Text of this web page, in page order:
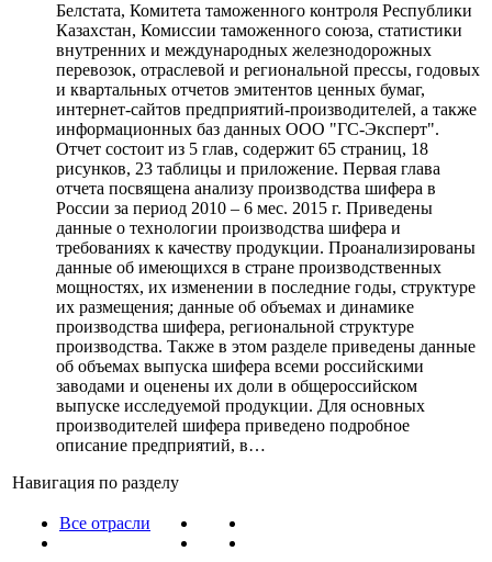
Белстата, Комитета таможенного контроля Республики
Казахстан, Комиссии таможенного союза, статистики
внутренних и международных железнодорожных
перевозок, отраслевой и региональной прессы, годовых
и квартальных отчетов эмитентов ценных бумаг,
интернет-сайтов предприятий-производителей, а также
информационных баз данных ООО "ГС-Эксперт".
Отчет состоит из 5 глав, содержит 65 страниц, 18
рисунков, 23 таблицы и приложение. Первая глава
отчета посвящена анализу производства шифера в
России за период 2010 – 6 мес. 2015 г. Приведены
данные о технологии производства шифера и
требованиях к качеству продукции. Проанализированы
данные об имеющихся в стране производственных
мощностях, их изменении в последние годы, структуре
их размещения; данные об объемах и динамике
производства шифера, региональной структуре
производства. Также в этом разделе приведены данные
об объемах выпуска шифера всеми российскими
заводами и оценены их доли в общероссийском
выпуске исследуемой продукции. Для основных
производителей шифера приведено подробное
описание предприятий, в…
Навигация по разделу
Все отрасли